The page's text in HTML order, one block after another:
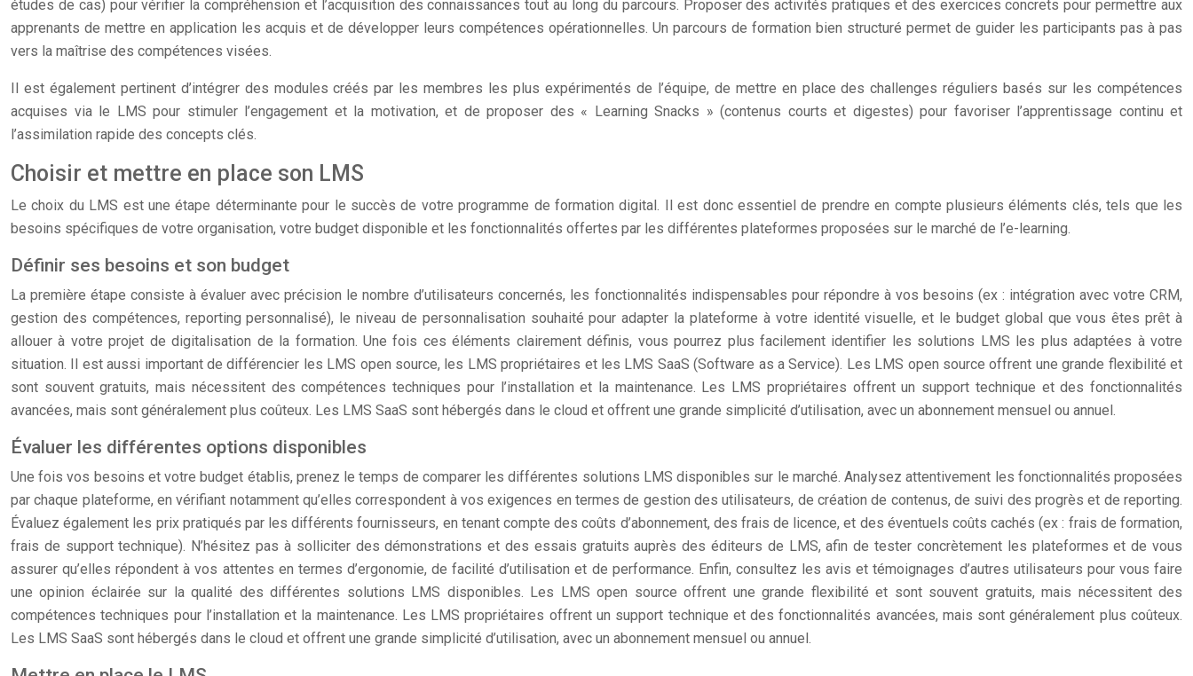
études de cas) pour vérifier la compréhension et l’acquisition des connaissances tout au long du parcours. Proposer des activités pratiques et des exercices concrets pour permettre aux
apprenants de mettre en application les acquis et de développer leurs compétences opérationnelles. Un parcours de formation bien structuré permet de guider les participants pas à pas
vers la maîtrise des compétences visées.
Il est également pertinent d’intégrer des modules créés par les membres les plus expérimentés de l’équipe, de mettre en place des challenges réguliers basés sur les compétences
acquises via le LMS pour stimuler l’engagement et la motivation, et de proposer des « Learning Snacks » (contenus courts et digestes) pour favoriser l’apprentissage continu et
l’assimilation rapide des concepts clés.
Choisir et mettre en place son LMS
Le choix du LMS est une étape déterminante pour le succès de votre programme de formation digital. Il est donc essentiel de prendre en compte plusieurs éléments clés, tels que les
besoins spécifiques de votre organisation, votre budget disponible et les fonctionnalités offertes par les différentes plateformes proposées sur le marché de l’e-learning.
Définir ses besoins et son budget
La première étape consiste à évaluer avec précision le nombre d’utilisateurs concernés, les fonctionnalités indispensables pour répondre à vos besoins (ex : intégration avec votre CRM,
gestion des compétences, reporting personnalisé), le niveau de personnalisation souhaité pour adapter la plateforme à votre identité visuelle, et le budget global que vous êtes prêt à
allouer à votre projet de digitalisation de la formation. Une fois ces éléments clairement définis, vous pourrez plus facilement identifier les solutions LMS les plus adaptées à votre
situation. Il est aussi important de différencier les LMS open source, les LMS propriétaires et les LMS SaaS (Software as a Service). Les LMS open source offrent une grande flexibilité et
sont souvent gratuits, mais nécessitent des compétences techniques pour l’installation et la maintenance. Les LMS propriétaires offrent un support technique et des fonctionnalités
avancées, mais sont généralement plus coûteux. Les LMS SaaS sont hébergés dans le cloud et offrent une grande simplicité d’utilisation, avec un abonnement mensuel ou annuel.
Évaluer les différentes options disponibles
Une fois vos besoins et votre budget établis, prenez le temps de comparer les différentes solutions LMS disponibles sur le marché. Analysez attentivement les fonctionnalités proposées
par chaque plateforme, en vérifiant notamment qu’elles correspondent à vos exigences en termes de gestion des utilisateurs, de création de contenus, de suivi des progrès et de reporting.
Évaluez également les prix pratiqués par les différents fournisseurs, en tenant compte des coûts d’abonnement, des frais de licence, et des éventuels coûts cachés (ex : frais de formation,
frais de support technique). N’hésitez pas à solliciter des démonstrations et des essais gratuits auprès des éditeurs de LMS, afin de tester concrètement les plateformes et de vous
assurer qu’elles répondent à vos attentes en termes d’ergonomie, de facilité d’utilisation et de performance. Enfin, consultez les avis et témoignages d’autres utilisateurs pour vous faire
une opinion éclairée sur la qualité des différentes solutions LMS disponibles. Les LMS open source offrent une grande flexibilité et sont souvent gratuits, mais nécessitent des
compétences techniques pour l’installation et la maintenance. Les LMS propriétaires offrent un support technique et des fonctionnalités avancées, mais sont généralement plus coûteux.
Les LMS SaaS sont hébergés dans le cloud et offrent une grande simplicité d’utilisation, avec un abonnement mensuel ou annuel.